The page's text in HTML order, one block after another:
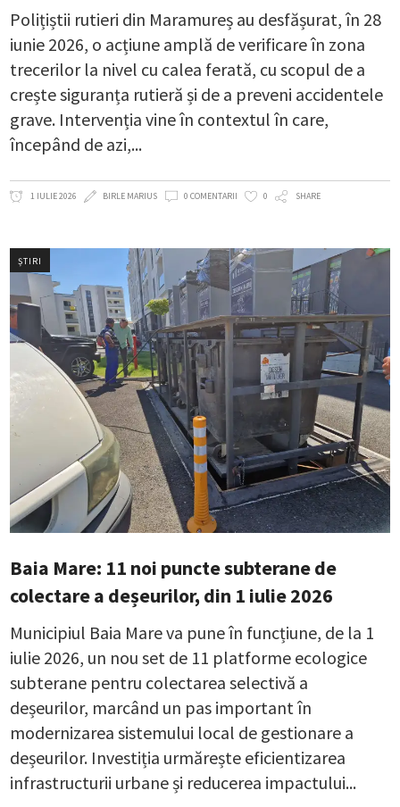
Polițiștii rutieri din Maramureș au desfășurat, în 28
iunie 2026, o acțiune amplă de verificare în zona
trecerilor la nivel cu calea ferată, cu scopul de a
crește siguranța rutieră și de a preveni accidentele
grave. Intervenția vine în contextul în care,
începând de azi,
1 IULIE 2026 BIRLE MARIUS 0 COMENTARII 0 SHARE
ȘTIRI
Baia Mare: 11 noi puncte subterane de
colectare a deșeurilor, din 1 iulie 2026
Municipiul Baia Mare va pune în funcțiune, de la 1
iulie 2026, un nou set de 11 platforme ecologice
subterane pentru colectarea selectivă a
deșeurilor, marcând un pas important în
modernizarea sistemului local de gestionare a
deșeurilor. Investiția urmărește eficientizarea
infrastructurii urbane și reducerea impactului